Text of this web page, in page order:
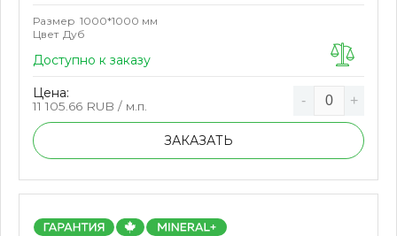
Размер 1000*1000 мм
Цвет Дуб
Доступно к заказу
Цена:
11 105.66 RUB / м.п. - +
ЗАКАЗАТЬ